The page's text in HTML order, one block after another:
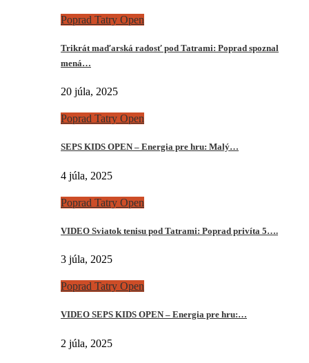
Poprad Tatry Open
Trikrát maďarská radosť pod Tatrami: Poprad spoznal
mená…
20 júla, 2025
Poprad Tatry Open
SEPS KIDS OPEN – Energia pre hru: Malý…
4 júla, 2025
Poprad Tatry Open
VIDEO Sviatok tenisu pod Tatrami: Poprad privíta 5….
3 júla, 2025
Poprad Tatry Open
VIDEO SEPS KIDS OPEN – Energia pre hru:…
2 júla, 2025